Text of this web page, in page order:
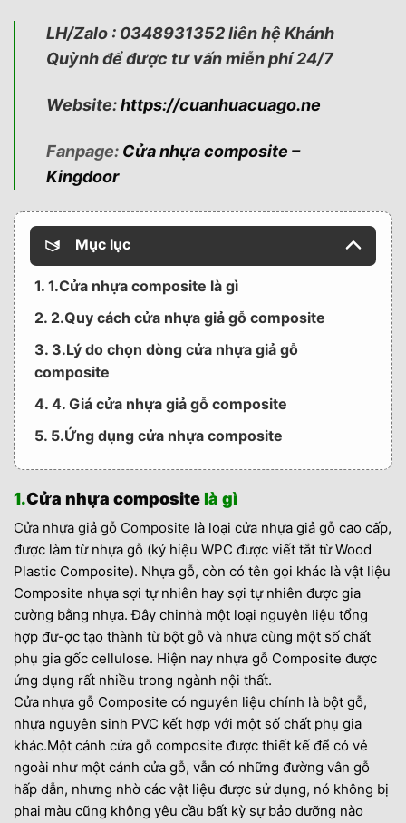
LH/Zalo : 0348931352 liên hệ Khánh
Quỳnh để được tư vấn miễn phí 24/7
Website:https://cuanhuacuago.ne
Fanpage: Cửa nhựa composite –
Kingdoor
Mục lục
1. 1.Cửa nhựa composite là gì
2. 2.Quy cách cửa nhựa giả gỗ composite
3. 3.Lý do chọn dòng cửa nhựa giả gỗ
composite
4. 4. Giá cửa nhựa giả gỗ composite
5. 5.Ứng dụng cửa nhựa composite
1.Cửa nhựa composite là gì
Cửa nhựa giả gỗ Composite là loại cửa nhựa giả gỗ cao cấp,
được làm từ nhựa gỗ (ký hiệu WPC được viết tắt từ Wood
Plastic Composite). Nhựa gỗ, còn có tên gọi khác là vật liệu
Composite nhựa sợi tự nhiên hay sợi tự nhiên được gia
cường bằng nhựa. Đây chinhà một loại nguyên liệu tổng
hợp đư-ợc tạo thành từ bột gỗ và nhựa cùng một số chất
phụ gia gốc cellulose. Hiện nay nhựa gỗ Composite được
ứng dụng rất nhiều trong ngành nội thất.
Cửa nhựa gỗ Composite có nguyên liệu chính là bột gỗ,
nhựa nguyên sinh PVC kết hợp với một số chất phụ gia
khác.Một cánh cửa gỗ composite được thiết kế để có vẻ
ngoài như một cánh cửa gỗ, vẫn có những đường vân gỗ
hấp dẫn, nhưng nhờ các vật liệu được sử dụng, nó không bị
phai màu cũng không yêu cầu bất kỳ sự bảo dưỡng nào